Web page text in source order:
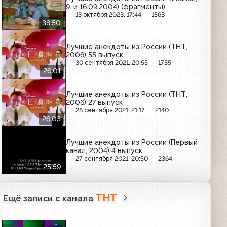
38:50
9. и 16.09.2004) (фрагменты)
13 октября 2023, 17:44 1563
26:01
Лучшие анекдоты из России (ТНТ,
2006) 55 выпуск
30 сентября 2021, 20:55 1735
26:03
Лучшие анекдоты из России (ТНТ,
2006) 27 выпуск
28 сентября 2021, 21:17 2140
25:59
Лучшие анекдоты из России (Первый
канал, 2004) 4 выпуск
27 сентября 2021, 20:50 2364
Ещё записи с канала ТНТ